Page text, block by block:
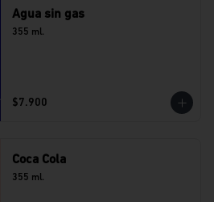
Agua sin gas
355 ml.
$7.900
Coca Cola
355 ml.